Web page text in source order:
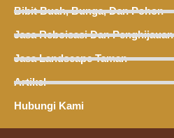
Bibit Buah, Bunga, Dan Pohon
Jasa Reboisasi Dan Penghijauan
Jasa Landscape Taman
Artikel
Hubungi Kami